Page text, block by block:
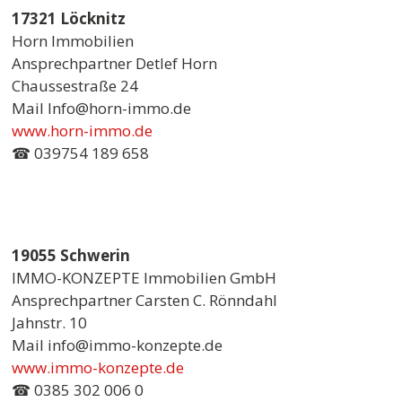
17321 Löcknitz
Horn Immobilien
Ansprechpartner Detlef Horn
Chaussestraße 24
Mail Info@horn-immo.de
www.horn-immo.de
☎ 039754 189 658
19055 Schwerin
IMMO-KONZEPTE Immobilien GmbH
Ansprechpartner Carsten C. Rönndahl
Jahnstr. 10
Mail info@immo-konzepte.de
www.immo-konzepte.de
☎ 0385 302 006 0